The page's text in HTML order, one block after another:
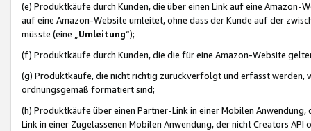
(e) Produktkäufe durch Kunden, die über einen Link auf eine
auf eine Amazon-Website umleitet, ohne dass der Kunde auf der
müsste (eine „ Umleitung“);
(f) Produktkäufe durch Kunden, die die für eine Amazon-Website
(g) Produktkäufe, die nicht richtig zurückverfolgt und erfasst werden,
ordnungsgemäß formatiert sind;
(h) Produktkäufe über einen Partner-Link in einer Mobilen
Link in einer Zugelassenen Mobilen Anwendung, der nicht Creators